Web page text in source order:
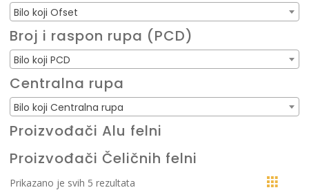
Bilo koji Ofset
Broj i raspon rupa (PCD)
Bilo koji PCD
Centralna rupa
Bilo koji Centralna rupa
Proizvođači Alu felni
Proizvođači Čeličnih felni
Prikazano je svih 5 rezultata